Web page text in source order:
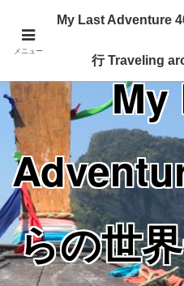
Traveling around
My
らの世
メニュー
My Last Adventure
行 Traveling